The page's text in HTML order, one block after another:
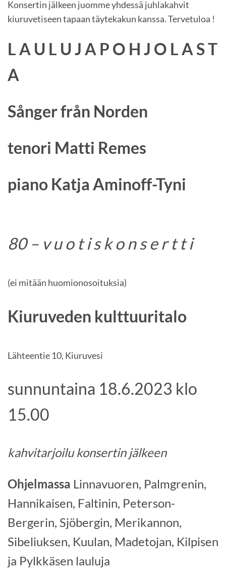
Konsertin jälkeen juomme yhdessä juhlakahvit
kiuruvetiseen tapaan täytekakun kanssa. Tervetuloa !
L A U L U J A P O H J O L A S T
A
Sånger från Norden
tenori Matti Remes
piano Katja Aminoff-Tyni
80 – v u o t i s k o n s e r t t i
(ei mitään huomionosoituksia)
Kiuruveden kulttuuritalo
Lähteentie 10, Kiuruvesi
sunnuntaina 18.6.2023 klo
15.00
kahvitarjoilu konsertin jälkeen
Ohjelmassa Linnavuoren, Palmgrenin,
Hannikaisen, Faltinin, Peterson-
Bergerin, Sjöbergin, Merikannon,
Sibeliuksen, Kuulan, Madetojan, Kilpisen
ja Pylkkäsen lauluja